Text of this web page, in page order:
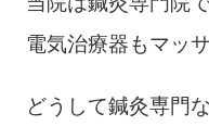
電気治療器もマッ
どうして鍼灸専門な